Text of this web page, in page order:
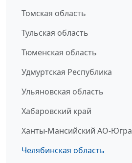
Томская область
Тульская область
Тюменская область
Удмуртская Республика
Ульяновская область
Хабаровский край
Ханты-Мансийский АО-Югра
Челябинская область